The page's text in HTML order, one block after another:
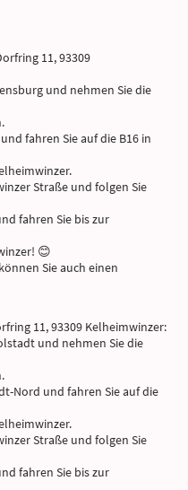
11, 93309
und nehmen Sie die
fahren Sie auf die B16 in
Straße und folgen Sie
fahren Sie bis zur
😊
Sie auch einen
11, 93309 Kelheimwinzer:
und nehmen Sie die
Nord und fahren Sie auf die
Straße und folgen Sie
fahren Sie bis zur